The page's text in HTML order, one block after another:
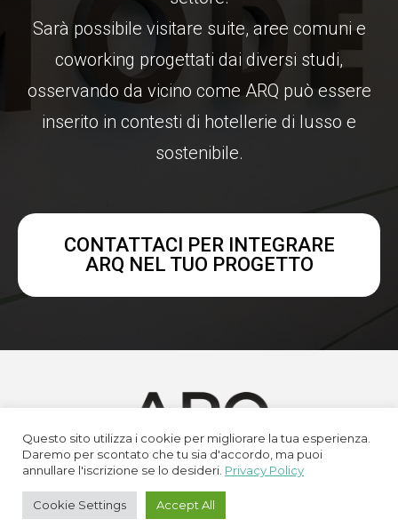
Sarà possibile visitare suite, aree comuni e
coworking progettati dai diversi studi,
osservando da vicino come ARQ può essere
inserito in contesti di hotellerie di lusso e
sostenibile.
CONTATTACI PER INTEGRARE
ARQ NEL TUO PROGETTO
XFIRE
Questo sito utilizza i cookie per migliorare la tua esperienza.
Daremo per scontato che tu sia d'accordo, ma puoi
annullare l'iscrizione se lo desideri. Privacy Policy
Cookie Settings Accept All